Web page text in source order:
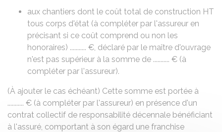
aux chantiers dont le coût total de construction HT
tous corps d'état (à compléter par l'assureur en
précisant si ce coût comprend ou non les
honoraires) ........... €, déclaré par le maître d'ouvrage
n'est pas supérieur à la somme de ........... € (à
compléter par l'assureur).
(À ajouter le cas échéant) Cette somme est portée à
........... € (à compléter par l'assureur) en présence d'un
contrat collectif de responsabilité décennale bénéficiant
à l'assuré, comportant à son égard une franchise